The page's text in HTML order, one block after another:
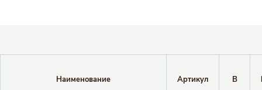
Наименование Артикул B